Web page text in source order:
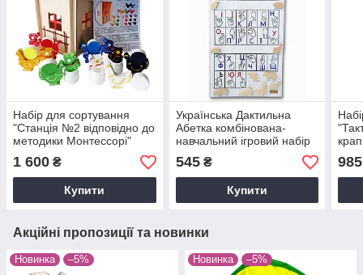
Набiр для сортування
"Станцiя №2 вiдповiдно до
методики Moнтeccopi"
1 600 ₴
Купити
Українська Дактильна
Абетка комбінована-
навчальний ігровий набір
HEGA
545₴
Купити
985
Акційні пропозиції та новинки
Новинка –5% Новинка –5%